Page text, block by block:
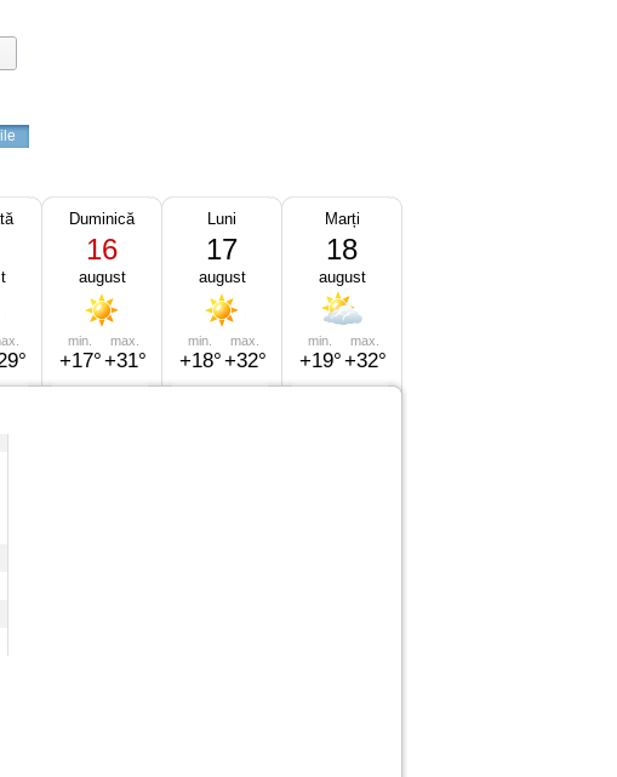
Duminică
16
august
min.
+17°
max.
+31°
Luni
17
august
min.
+18°
max.
+32°
Marți
18
august
min.
+19°
max.
+32°